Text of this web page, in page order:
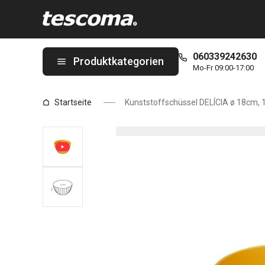
Produktkategorien 060339242630
Mo-Fr 09:00-17:00
Startseite Kunststoffschüssel DELÍCIA ø 18cm,